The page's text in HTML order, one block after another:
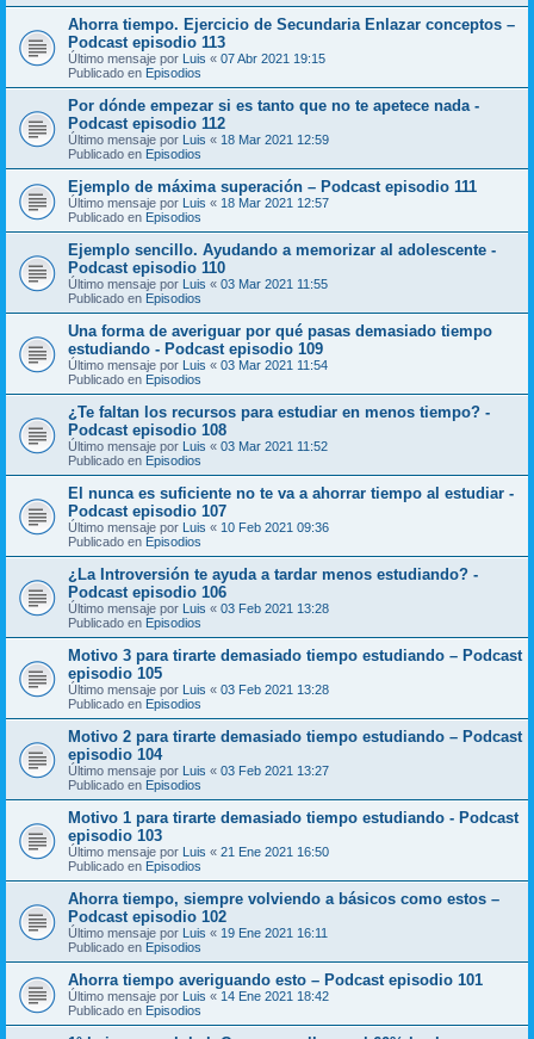
Ahorra tiempo. Ejercicio de Secundaria Enlazar conceptos –
Podcast episodio 113
Último mensaje por Luis « 07 Abr 2021 19:15
Publicado en Episodios
Por dónde empezar si es tanto que no te apetece nada -
Podcast episodio 112
Último mensaje por Luis « 18 Mar 2021 12:59
Publicado en Episodios
Ejemplo de máxima superación – Podcast episodio 111
Último mensaje por Luis « 18 Mar 2021 12:57
Publicado en Episodios
Ejemplo sencillo. Ayudando a memorizar al adolescente -
Podcast episodio 110
Último mensaje por Luis « 03 Mar 2021 11:55
Publicado en Episodios
Una forma de averiguar por qué pasas demasiado tiempo
estudiando - Podcast episodio 109
Último mensaje por Luis « 03 Mar 2021 11:54
Publicado en Episodios
¿Te faltan los recursos para estudiar en menos tiempo? -
Podcast episodio 108
Último mensaje por Luis « 03 Mar 2021 11:52
Publicado en Episodios
El nunca es suficiente no te va a ahorrar tiempo al estudiar -
Podcast episodio 107
Último mensaje por Luis « 10 Feb 2021 09:36
Publicado en Episodios
¿La Introversión te ayuda a tardar menos estudiando? -
Podcast episodio 106
Último mensaje por Luis « 03 Feb 2021 13:28
Publicado en Episodios
Motivo 3 para tirarte demasiado tiempo estudiando – Podcast
episodio 105
Último mensaje por Luis « 03 Feb 2021 13:28
Publicado en Episodios
Motivo 2 para tirarte demasiado tiempo estudiando – Podcast
episodio 104
Último mensaje por Luis « 03 Feb 2021 13:27
Publicado en Episodios
Motivo 1 para tirarte demasiado tiempo estudiando - Podcast
episodio 103
Último mensaje por Luis « 21 Ene 2021 16:50
Publicado en Episodios
Ahorra tiempo, siempre volviendo a básicos como estos –
Podcast episodio 102
Último mensaje por Luis « 19 Ene 2021 16:11
Publicado en Episodios
Ahorra tiempo averiguando esto – Podcast episodio 101
Último mensaje por Luis « 14 Ene 2021 18:42
Publicado en Episodios